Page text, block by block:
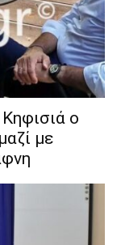
ο
με